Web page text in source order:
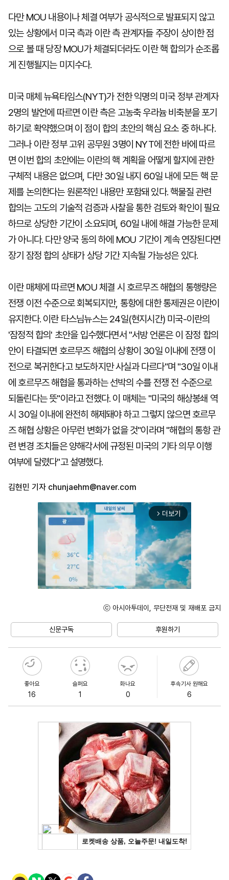
다만 MOU 내용이나 체결 여부가 공식적으로 발표되지 않고
있는 상황에서 미국 측과 이란 측 관계자들 주장이 상이한 점
으로 볼 때 당장 MOU가 체결되더라도 이란 핵 합의가 순조롭
게 진행될지는 미지수다.
미국 매체 뉴욕타임스(NYT)가 전한 익명의 미국 정부 관계자
2명의 발언에 따르면 이란 측은 고농축 우라늄 비축분을 포기
하기로 확약했으며 이 점이 합의 초안의 핵심 요소 중 하나다.
그러나 이란 정부 고위 공무원 3명이 NYT에 전한 바에 따르
면 이번 합의 초안에는 이란의 핵 계획을 어떻게 할지에 관한
구체적 내용은 없으며, 다만 30일 내지 60일 내에 모든 핵 문
제를 논의한다는 원론적인 내용만 포함돼 있다. 핵물질 관련
합의는 고도의 기술적 검증과 사찰을 통한 검토와 확인이 필요
하므로 상당한 기간이 소요되며, 60일 내에 해결 가능한 문제
가 아니다. 다만 양국 동의 하에 MOU 기간이 계속 연장된다면
장기 잠정 합의 상태가 상당 기간 지속될 가능성은 있다.
이란 매체에 따르면 MOU 체결 시 호르무즈 해협의 통행량은
전쟁 이전 수준으로 회복되지만, 통항에 대한 통제권은 이란이
유지한다. 이란 타스님뉴스는 24일(현지시간) 미국-이란의
'잠정적 합의' 초안을 입수했다면서 "서방 언론은 이 잠정 합의
안이 타결되면 호르무즈 해협의 상황이 30일 이내에 전쟁 이
전으로 복귀한다고 보도하지만 사실과 다르다"며 "30일 이내
에 호르무즈 해협을 통과하는 선박의 수를 전쟁 전 수준으로
되돌린다는 뜻"이라고 전했다. 이 매체는 "미국의 해상봉쇄 역
시 30일 이내에 완전히 해제돼야 하고 그렇지 않으면 호르무
즈 해협 상황은 아무런 변화가 없을 것"이라며 "해협의 통항 관
련 변경 조치들은 양해각서에 규정된 미국의 기타 의무 이행
여부에 달렸다"고 설명했다.
김현민 기자 chunjaehm@naver.com
arrow_forward_ios 더보기
ⓒ 아시아투데이, 무단전재 및 재배포 금지
신문구독 후원하기
좋아요
16
슬퍼요
1
화나요
0
후속기사 원해요
6